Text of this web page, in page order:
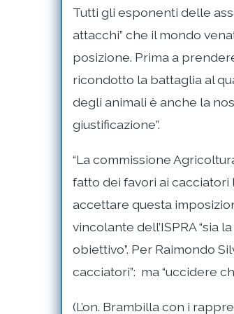
Tutti gli esponenti delle
attacchi” che il mondo
posizione. Prima a
ricondotto la battaglia al
degli animali è anche la
giustificazione”.
“La commissione
fatto dei favori ai cacciatori
accettare questa
vincolante dell’ISPRA “sia
obiettivo”. Per Raimondo
cacciatori”: ma “uccidere
(L’on. Brambilla con i